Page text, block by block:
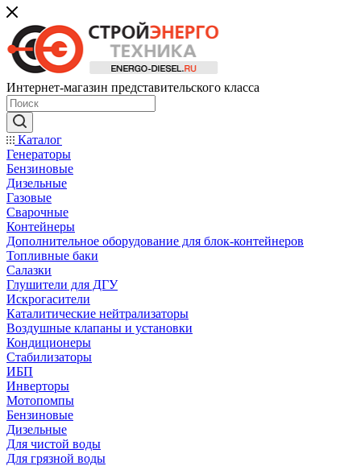
Интернет-магазин представительского класса
Каталог
Генераторы
Бензиновые
Дизельные
Газовые
Сварочные
Контейнеры
Дополнительное оборудование для блок-контейнеров
Топливные баки
Салазки
Глушители для ДГУ
Искрогасители
Каталитические нейтрализаторы
Воздушные клапаны и установки
Кондиционеры
Стабилизаторы
ИБП
Инверторы
Мотопомпы
Бензиновые
Дизельные
Для чистой воды
Для грязной воды